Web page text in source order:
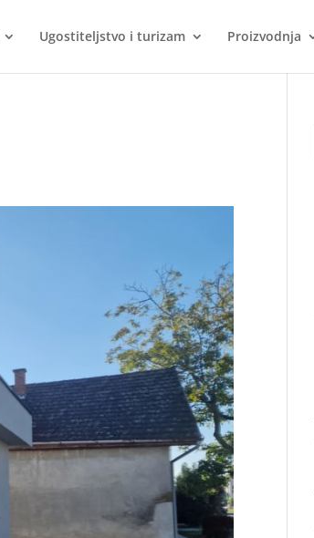
Ugostiteljstvo i turizam Proizvodnja